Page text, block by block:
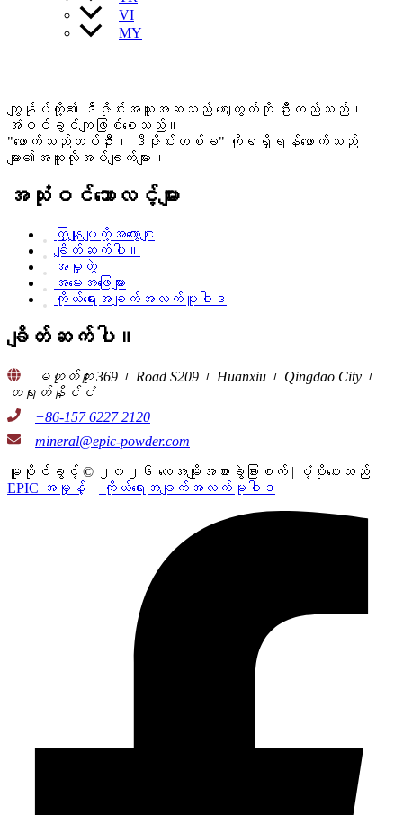
VI
MY
ကျွန်ုပ်တို့၏ ဒီဇိုင်းအယူအဆသည် ဈေးကွက်ကို ဦးတည်သည်၊
အံဝင်ခွင်ကျဖြစ်စေသည်။
"ဖောက်သည်တစ်ဦး၊ ဒီဇိုင်းတစ်ခု" ကိုရရှိရန်ဖောက်သည်
များ၏အထူးလိုအပ်ချက်များ။
အသုံးဝင်သောလင့်များ
ကြှနျုပျတို့အကွောငျး
ချိတ်ဆက်ပါ။
အမှုတွဲ
အမေးအဖြေများ
ကိုယ်ရေးအချက်အလက်မူဝါဒ
ချိတ်ဆက်ပါ။
မဟုတ်ဘူး 369၊ Road S209၊ Huanxiu၊ Qingdao City၊
တရုတ်နိုင်ငံ
+86-157 6227 2120
mineral@epic-powder.com
မူပိုင်ခွင့် © ၂၀၂၆ လေအမျိုးအစားခွဲခြားစက် | ပံ့ပိုးပေးသည်
EPIC အမှုန့် | ကိုယ်ရေးအချက်အလက်မူဝါဒ